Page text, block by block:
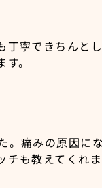
寧できちんと
。
痛みの原因に
も教えてくれま